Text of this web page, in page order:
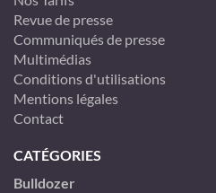
Revue de presse
Communiqués de presse
Multimédias
Conditions d'utilisations
Mentions légales
Contact
CATÉGORIES
Bulldozer